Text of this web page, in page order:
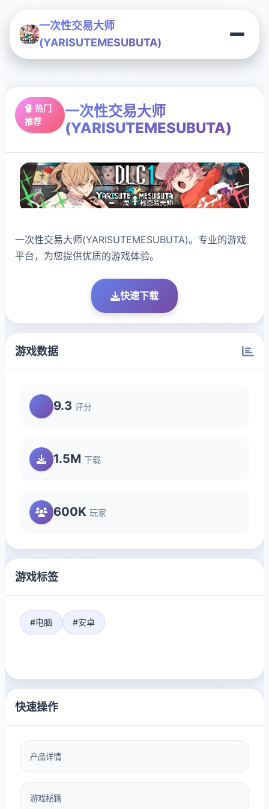
一次性交易大师
(YARISUTEMESUBUTA)
🔏 热门
推荐
一次性交易大师
(YARISUTEMESUBUTA)
一次性交易大师(YARISUTEMESUBUTA)。专业的游戏
平台，为您提供优质的游戏体验。
快速下载
游戏数据
9.3 评分
1.5M 下载
600K 玩家
游戏标签
#电脑 #安卓
快速操作
产品详情
游戏秘籍